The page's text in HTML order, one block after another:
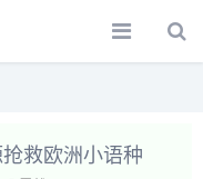
救欧洲小语种